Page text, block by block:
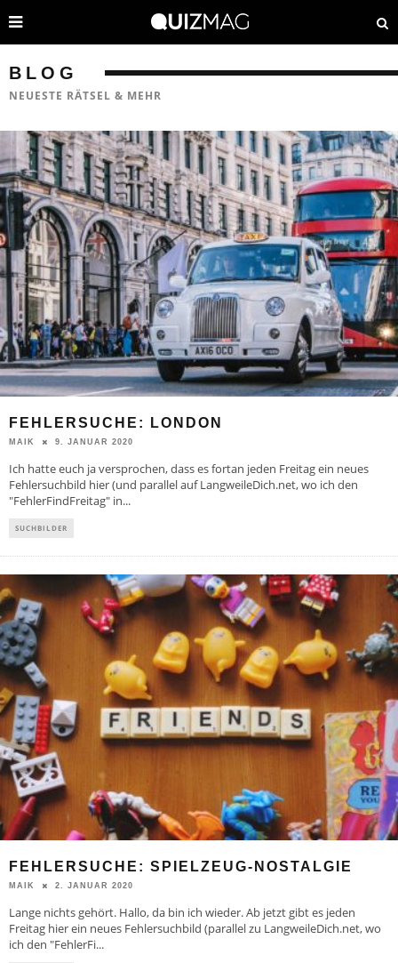
BLOG
NEUESTE RÄTSEL & MEHR
FEHLERSUCHE: LONDON
MAIK 9. JANUAR 2020
Ich hatte euch ja versprochen, dass es fortan jeden Freitag ein neues
Fehlersuchbild hier (und parallel auf LangweileDich.net, wo ich den
"FehlerFindFreitag" in...
SUCHBILDER
FEHLERSUCHE: SPIELZEUG-NOSTALGIE
MAIK 2. JANUAR 2020
Lange nichts gehört. Hallo, da bin ich wieder. Ab jetzt gibt es jeden
Freitag hier ein neues Fehlersuchbild (parallel zu LangweileDich.net, wo
ich den "FehlerFi...